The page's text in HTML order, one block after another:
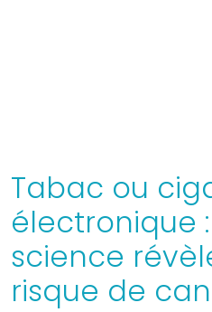
Tabac ou
électronique
science
risque de